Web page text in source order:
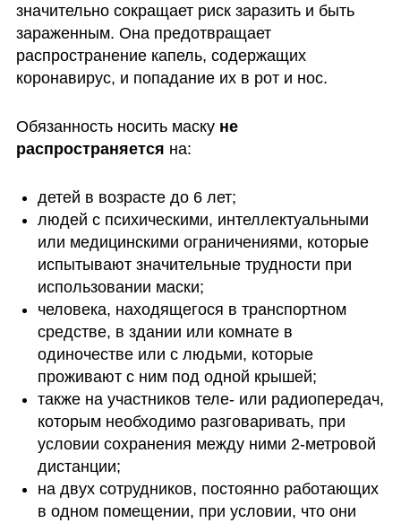
значительно сокращает риск заразить и быть
зараженным. Она предотвращает
распространение капель, содержащих
коронавирус, и попадание их в рот и нос.
Обязанность носить маску не
распространяется на:
детей в возрасте до 6 лет;
людей с психическими, интеллектуальными
или медицинскими ограничениями, которые
испытывают значительные трудности при
использовании маски;
человека, находящегося в транспортном
средстве, в здании или комнате в
одиночестве или с людьми, которые
проживают с ним под одной крышей;
также на участников теле- или радиопередач,
которым необходимо разговаривать, при
условии сохранения между ними 2-метровой
дистанции;
на двух сотрудников, постоянно работающих
в одном помещении, при условии, что они